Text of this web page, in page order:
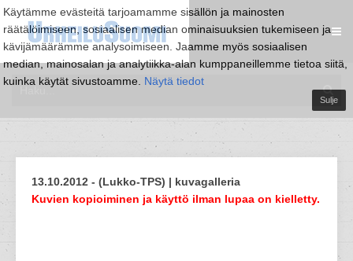
Käytämme evästeitä tarjoamamme sisällön ja mainosten
räätälöimiseen, sosiaalisen median ominaisuuksien tukemiseen ja
kävijämäärämme analysoimiseen. Jaamme myös sosiaalisen
median, mainosalan ja analytiikka-alan kumppaneillemme tietoa siitä,
kuinka käytät sivustoamme. Näytä tiedot
Sulje
13.10.2012 - (Lukko-TPS) | kuvagalleria
Kuvien kopioiminen ja käyttö ilman lupaa on kielletty.